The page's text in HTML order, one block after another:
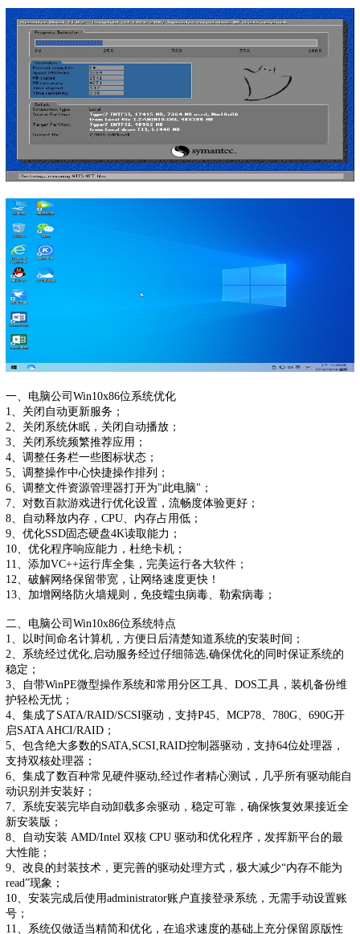
一、电脑公司Win10x86位系统优化
1、关闭自动更新服务；
2、关闭系统休眠，关闭自动播放；
3、关闭系统频繁推荐应用；
4、调整任务栏一些图标状态；
5、调整操作中心快捷操作排列；
6、调整文件资源管理器打开为"此电脑"；
7、对数百款游戏进行优化设置，流畅度体验更好；
8、自动释放内存，CPU、内存占用低；
9、优化SSD固态硬盘4K读取能力；
10、优化程序响应能力，杜绝卡机；
11、添加VC++运行库全集，完美运行各大软件；
12、破解网络保留带宽，让网络速度更快！
13、加增网络防火墙规则，免疫蠕虫病毒、勒索病毒；
二、电脑公司Win10x86位系统特点
1、以时间命名计算机，方便日后清楚知道系统的安装时间；
2、系统经过优化,启动服务经过仔细筛选,确保优化的同时保证系统的
稳定；
3、自带WinPE微型操作系统和常用分区工具、DOS工具，装机备份维
护轻松无忧；
4、集成了SATA/RAID/SCSI驱动，支持P45、MCP78、780G、690G开
启SATA AHCI/RAID；
5、包含绝大多数的SATA,SCSI,RAID控制器驱动，支持64位处理器，
支持双核处理器；
6、集成了数百种常见硬件驱动,经过作者精心测试，几乎所有驱动能自
动识别并安装好；
7、系统安装完毕自动卸载多余驱动，稳定可靠，确保恢复效果接近全
新安装版；
8、自动安装 AMD/Intel 双核 CPU 驱动和优化程序，发挥新平台的最
大性能；
9、改良的封装技术，更完善的驱动处理方式，极大减少“内存不能为
read”现象；
10、安装完成后使用administrator账户直接登录系统，无需手动设置账
号；
11、系统仅做适当精简和优化，在追求速度的基础上充分保留原版性